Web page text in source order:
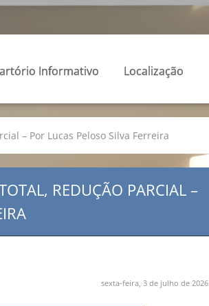
Informativo Localização
– Por Lucas Peloso Silva Ferreira
REDUÇÃO PARCIAL –
sexta-feira, 3 de julho de 2026